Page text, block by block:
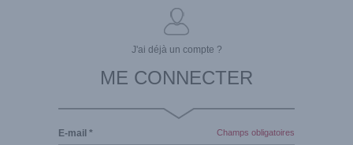
J'ai déjà un compte ?
ME CONNECTER
Champs obligatoires
E-mail *